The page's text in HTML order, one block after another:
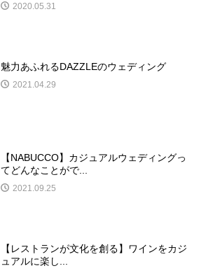
2020.05.31
魅力あふれるDAZZLEのウェディング
2021.04.29
【NABUCCO】カジュアルウェディングっ
てどんなことがで...
2021.09.25
【レストランが文化を創る】ワインをカジ
ュアルに楽し...